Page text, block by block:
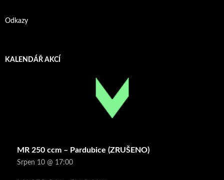
Odkazy
KALENDÁŘ AKCÍ
MR 250 ccm – Pardubice (ZRUŠENO)
Srpen 10 @ 17:00